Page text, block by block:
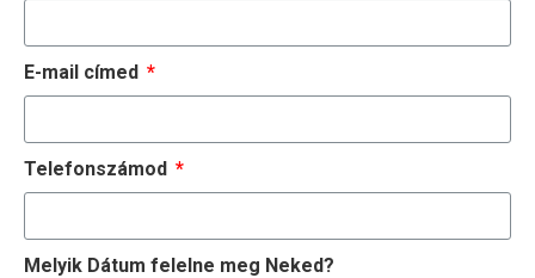
E-mail címed
Telefonszámod
Melyik Dátum felelne meg Neked?